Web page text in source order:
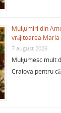
Mulţumiri din
vrăjitoarea Maria
7 august 2026
Mulţumesc mult
Craiova pentru